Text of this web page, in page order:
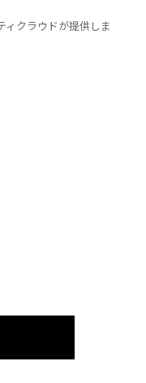
クラウドが提供しま